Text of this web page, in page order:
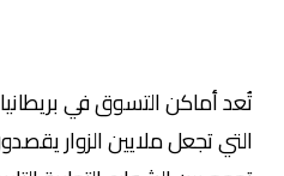
أماكن التسوق في بريطانيا من
تجعل ملايين الزوار يقصدون